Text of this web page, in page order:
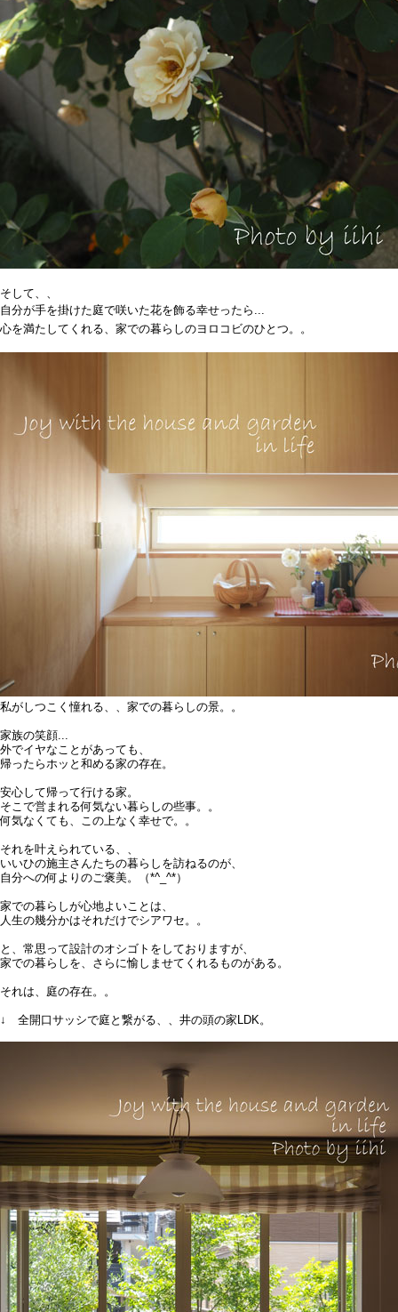
そして、、
自分が手を掛けた庭で咲いた花を飾る幸せったら...
心を満たしてくれる、家での暮らしのヨロコビのひとつ。。
私がしつこく憧れる、、家での暮らしの景。。
家族の笑顔...
外でイヤなことがあっても、
帰ったらホッと和める家の存在。
安心して帰って行ける家。
そこで営まれる何気ない暮らしの些事。。
何気なくても、この上なく幸せで。。
それを叶えられている、、
いいひの施主さんたちの暮らしを訪ねるのが、
自分への何よりのご褒美。（*^_^*）
家での暮らしが心地よいことは、
人生の幾分かはそれだけでシアワセ。。
と、常思って設計のオシゴトをしておりますが、
家での暮らしを、 さらに愉しませてくれるものがある。
それは、庭の存在。。
↓ 全開口サッシで庭と繋がる、、井の頭の家LDK。